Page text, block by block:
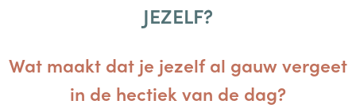
JEZELF?
Wat maakt dat je jezelf al gauw vergeet
in de hectiek van de dag?